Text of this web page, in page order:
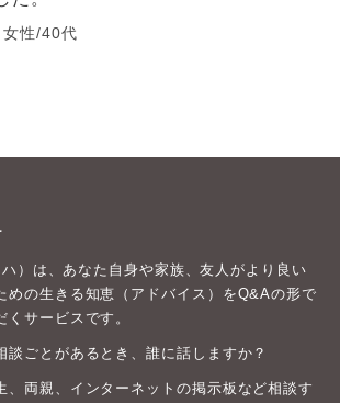
女性/40代
）は、あなた自身や家族、友人がより良い
めの生きる知恵（アドバイス）をQ&Aの形で
サービスです。
談ごとがあるとき、誰に話しますか？
、両親、インターネットの掲示板など相談す